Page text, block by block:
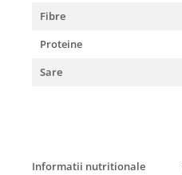
Fibre
Proteine
Sare
Informatii nutritionale